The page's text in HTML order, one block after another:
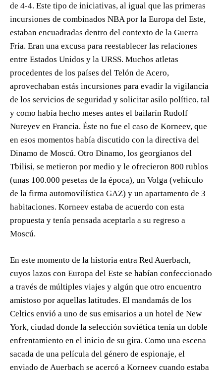
de 4-4. Este tipo de iniciativas, al igual que las primeras
incursiones de combinados NBA por la Europa del Este,
estaban encuadradas dentro del contexto de la Guerra
Fría. Eran una excusa para reestablecer las relaciones
entre Estados Unidos y la URSS. Muchos atletas
procedentes de los países del Telón de Acero,
aprovechaban estás incursiones para evadir la vigilancia
de los servicios de seguridad y solicitar asilo político, tal
y como había hecho meses antes el bailarín Rudolf
Nureyev en Francia. Éste no fue el caso de Korneev, que
en esos momentos había discutido con la directiva del
Dinamo de Moscú. Otro Dinamo, los georgianos del
Tbilisi, se metieron por medio y le ofrecieron 800 rublos
(unas 100.000 pesetas de la época), un Volga (vehículo
de la firma automovilística GAZ) y un apartamento de 3
habitaciones. Korneev estaba de acuerdo con esta
propuesta y tenía pensada aceptarla a su regreso a
Moscú.
En este momento de la historia entra Red Auerbach,
cuyos lazos con Europa del Este se habían confeccionado
a través de múltiples viajes y algún que otro encuentro
amistoso por aquellas latitudes. El mandamás de los
Celtics envió a uno de sus emisarios a un hotel de New
York, ciudad donde la selección soviética tenía un doble
enfrentamiento en el inicio de su gira. Como una escena
sacada de una película del género de espionaje, el
enviado de Auerbach se acercó a Korneev cuando estaba